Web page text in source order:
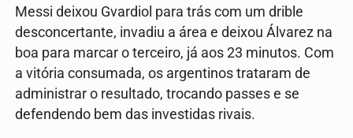
Messi deixou Gvardiol para trás com um drible
desconcertante, invadiu a área e deixou Álvarez na
boa para marcar o terceiro, já aos 23 minutos. Com
a vitória consumada, os argentinos trataram de
administrar o resultado, trocando passes e se
defendendo bem das investidas rivais.